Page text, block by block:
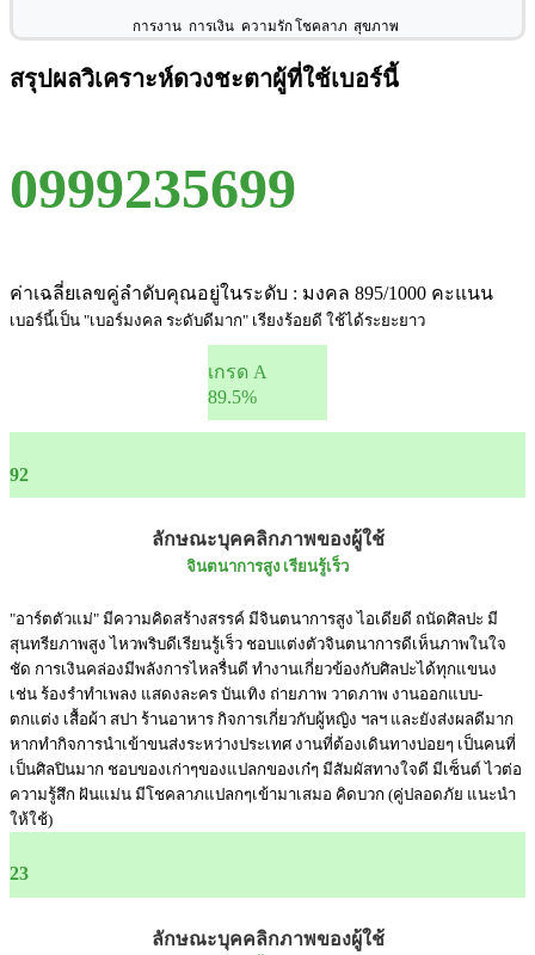
การงาน การเงิน ความรักโชคลาภ สุขภาพ
สรุปผลวิเคราะห์ดวงชะตาผู้ที่ใช้เบอร์นี้
0999235699
ค่าเฉลี่ยเลขคู่ลำดับคุณอยู่ในระดับ : มงคล 895/1000 คะแนน
เบอร์นี้เป็น "เบอร์มงคล ระดับดีมาก" เรียงร้อยดี ใช้ได้ระยะยาว
เกรด A
89.5%
92
ลักษณะบุคคลิกภาพของผู้ใช้
จินตนาการสูง เรียนรู้เร็ว
"อาร์ตตัวแม่" มีความคิดสร้างสรรค์ มีจินตนาการสูง ไอเดียดี ถนัดศิลปะ มี
สุนทรียภาพสูง ไหวพริบดีเรียนรู้เร็ว ชอบแต่งตัวจินตนาการดีเห็นภาพในใจ
ชัด การเงินคล่องมีพลังการไหลรื่นดี ทำงานเกี่ยวข้องกับศิลปะได้ทุกแขนง
เช่น ร้องรำทำเพลง แสดงละคร บันเทิง ถ่ายภาพ วาดภาพ งานออกแบบ-
ตกแต่ง เสื้อผ้า สปา ร้านอาหาร กิจการเกี่ยวกับผู้หญิง ฯลฯ และยังส่งผลดีมาก
หากทำกิจการนำเข้าขนส่งระหว่างประเทศ งานที่ต้องเดินทางบ่อยๆ เป็นคนที่
เป็นศิลปินมาก ชอบของเก่าๆของแปลกของเก๋ๆ มีสัมผัสทางใจดี มีเซ็นต์ ไวต่อ
ความรู้สึก ฝันแม่น มีโชคลาภแปลกๆเข้ามาเสมอ คิดบวก (คู่ปลอดภัย แนะนำ
ให้ใช้)
23
ลักษณะบุคคลิกภาพของผู้ใช้